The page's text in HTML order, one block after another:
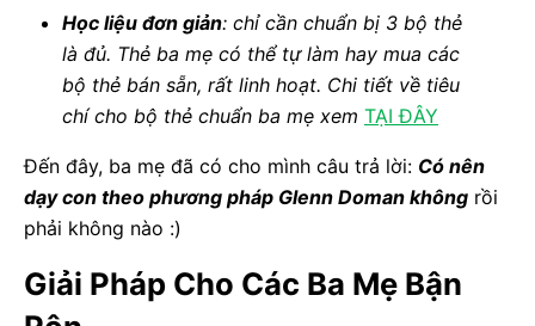
Học liệu đơn giản: chỉ cần chuẩn bị 3 bộ thẻ
là đủ. Thẻ ba mẹ có thể tự làm hay mua các
bộ thẻ bán sẵn, rất linh hoạt. Chi tiết về tiêu
chí cho bộ thẻ chuẩn ba mẹ xem TẠI ĐÂY
Đến đây, ba mẹ đã có cho mình câu trả lời: Có nên
dạy con theo phương pháp Glenn Doman không rồi
phải không nào :)
Giải Pháp Cho Các Ba Mẹ Bận